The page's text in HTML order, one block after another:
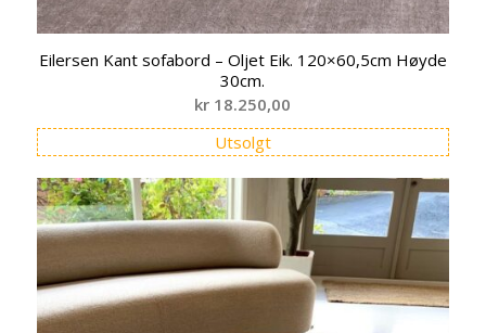
Eilersen Kant sofabord – Oljet Eik. 120×60,5cm Høyde
30cm.
kr 18.250,00
Utsolgt